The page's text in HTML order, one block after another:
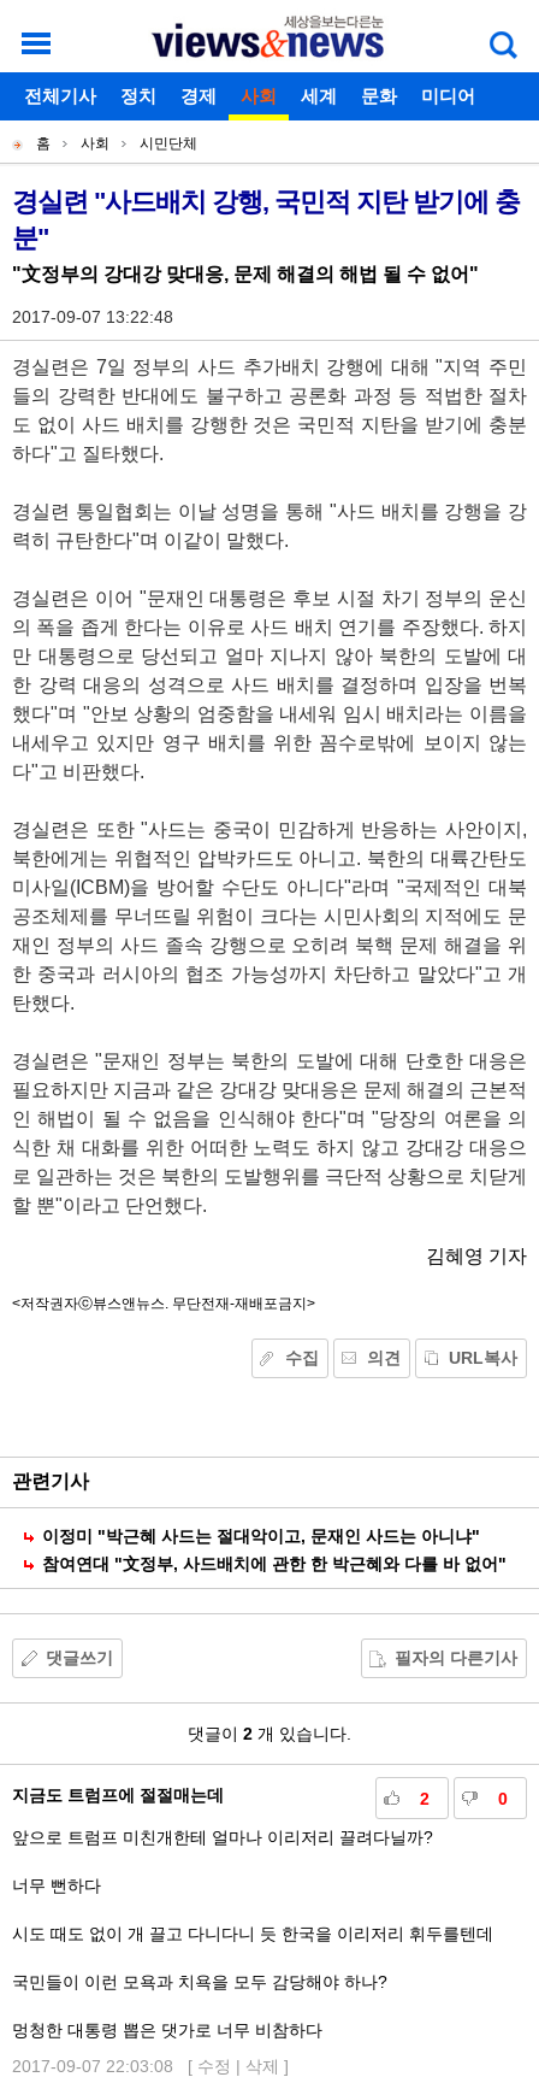
개
별
메
뉴
로그인 회원가입 아이디찾기 비밀번호찾기
주
메
뉴
전체기사 정치 경제 사회 세계 문화
미디어
독자게시판
현
재
위
치
홈 사회 시민단체
기
사
본
문
경실련 "사드배치 강행, 국민적 지탄 받기에 충
분"
"文정부의 강대강 맞대응, 문제 해결의 해법 될 수 없어"
2017-09-07 13:22:48
경실련은 7일 정부의 사드 추가배치 강행에 대해 "지역 주민
들의 강력한 반대에도 불구하고 공론화 과정 등 적법한 절차
도 없이 사드 배치를 강행한 것은 국민적 지탄을 받기에 충분
하다"고 질타했다.
경실련 통일협회는 이날 성명을 통해 "사드 배치를 강행을 강
력히 규탄한다"며 이같이 말했다.
경실련은 이어 "문재인 대통령은 후보 시절 차기 정부의 운신
의 폭을 좁게 한다는 이유로 사드 배치 연기를 주장했다. 하지
만 대통령으로 당선되고 얼마 지나지 않아 북한의 도발에 대
한 강력 대응의 성격으로 사드 배치를 결정하며 입장을 번복
했다"며 "안보 상황의 엄중함을 내세워 임시 배치라는 이름을
내세우고 있지만 영구 배치를 위한 꼼수로밖에 보이지 않는
다"고 비판했다.
경실련은 또한 "사드는 중국이 민감하게 반응하는 사안이지,
북한에게는 위협적인 압박카드도 아니고. 북한의 대륙간탄도
미사일(ICBM)을 방어할 수단도 아니다"라며 "국제적인 대북
공조체제를 무너뜨릴 위험이 크다는 시민사회의 지적에도 문
재인 정부의 사드 졸속 강행으로 오히려 북핵 문제 해결을 위
한 중국과 러시아의 협조 가능성까지 차단하고 말았다"고 개
탄했다.
경실련은 "문재인 정부는 북한의 도발에 대해 단호한 대응은
필요하지만 지금과 같은 강대강 맞대응은 문제 해결의 근본적
인 해법이 될 수 없음을 인식해야 한다"며 "당장의 여론을 의
식한 채 대화를 위한 어떠한 노력도 하지 않고 강대강 대응으
로 일관하는 것은 북한의 도발행위를 극단적 상황으로 치닫게
할 뿐"이라고 단언했다.
김혜영 기자
<저작권자ⓒ뷰스앤뉴스. 무단전재-재배포금지>
수집 의견 URL복사
공
유
관련기사
이정미 "박근혜 사드는 절대악이고, 문재인 사드는 아니냐"
참여연대 "文정부, 사드배치에 관한 한 박근혜와 다를 바 없어"
댓글쓰기 필자의 다른기사
글
댓글이 2 개 있습니다.
2 0
지금도 트럼프에 절절매는데
앞으로 트럼프 미친개한테 얼마나 이리저리 끌려다닐까?
너무 뻔하다
시도 때도 없이 개 끌고 다니다니 듯 한국을 이리저리 휘두를텐데
국민들이 이런 모욕과 치욕을 모두 감당해야 하나?
멍청한 대통령 뽑은 댓가로 너무 비참하다
2017-09-07 22:03:08 [ 수정 | 삭제 ]